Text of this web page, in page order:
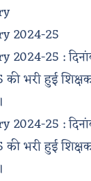
2024-25
2024-25 :
की भरी हुई
2024-25 :
की भरी हुई